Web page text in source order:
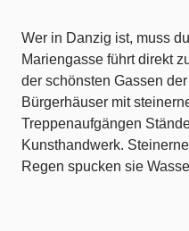
Wer in Danzig ist, muss
Mariengasse führt direkt
der schönsten Gassen
Bürgerhäuser mit
Treppenaufgängen
Kunsthandwerk.
Regen spucken sie